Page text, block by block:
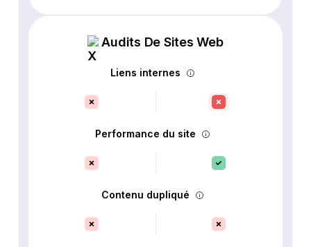
Audits De Sites Web
Liens internes
Performance du site
Contenu dupliqué